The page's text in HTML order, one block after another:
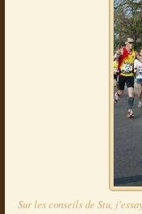
Sur les conseils de Stu,